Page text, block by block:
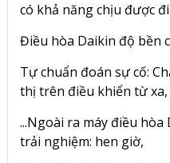
có khả năng chịu được
Điều hòa Daikin độ bền
Tự chuẩn đoán sự cố:
thị trên điều khiển từ xa,
...Ngoài ra máy điều
trải nghiệm: hen giờ,